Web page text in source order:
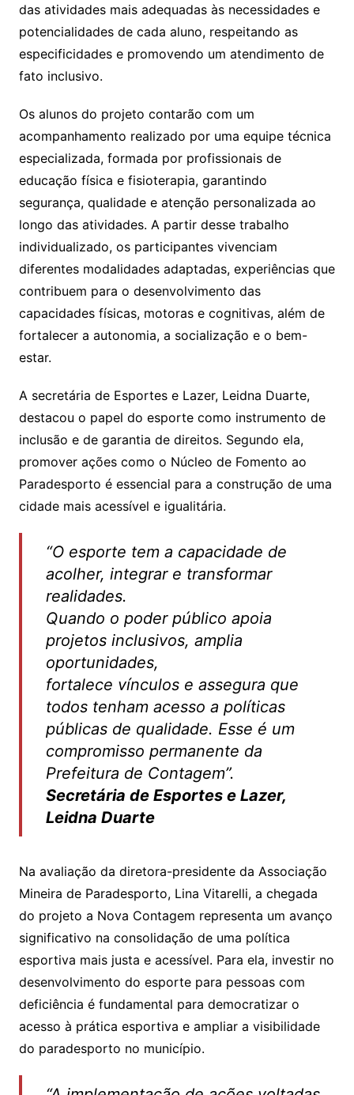
das atividades mais adequadas às necessidades e
potencialidades de cada aluno, respeitando as
especificidades e promovendo um atendimento de
fato inclusivo.
Os alunos do projeto contarão com um
acompanhamento realizado por uma equipe técnica
especializada, formada por profissionais de
educação física e fisioterapia, garantindo
segurança, qualidade e atenção personalizada ao
longo das atividades. A partir desse trabalho
individualizado, os participantes vivenciam
diferentes modalidades adaptadas, experiências que
contribuem para o desenvolvimento das
capacidades físicas, motoras e cognitivas, além de
fortalecer a autonomia, a socialização e o bem-
estar.
A secretária de Esportes e Lazer, Leidna Duarte,
destacou o papel do esporte como instrumento de
inclusão e de garantia de direitos. Segundo ela,
promover ações como o Núcleo de Fomento ao
Paradesporto é essencial para a construção de uma
cidade mais acessível e igualitária.
“O esporte tem a capacidade de
acolher, integrar e transformar
realidades.
Quando o poder público apoia
projetos inclusivos, amplia
oportunidades,
fortalece vínculos e assegura que
todos tenham acesso a políticas
públicas de qualidade. Esse é um
compromisso permanente da
Prefeitura de Contagem”.
Secretária de Esportes e Lazer,
Leidna Duarte
Na avaliação da diretora-presidente da Associação
Mineira de Paradesporto, Lina Vitarelli, a chegada
do projeto a Nova Contagem representa um avanço
significativo na consolidação de uma política
esportiva mais justa e acessível. Para ela, investir no
desenvolvimento do esporte para pessoas com
deficiência é fundamental para democratizar o
acesso à prática esportiva e ampliar a visibilidade
do paradesporto no município.